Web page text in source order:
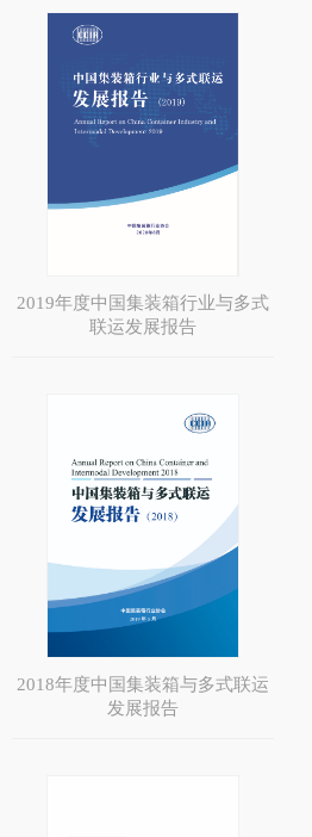
2019年度中国集装箱行业与多式
联运发展报告
2018年度中国集装箱与多式联运
发展报告